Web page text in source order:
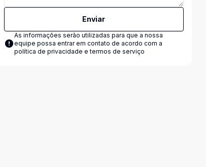
Enviar
As informações serão utilizadas para que a nossa
equipe possa entrar em contato de acordo com a
política de privacidade e termos de serviço